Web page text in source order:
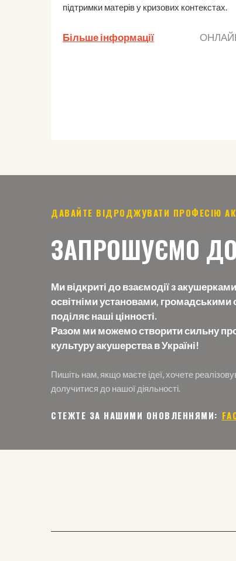
підтримки матерів у кризових контекстах.
Більше інформації
ДАВАЙТЕ ВІДРОДЖУВАТИ ПРОФЕСІЮ
ЗАПРОШУЄМО ДО
Ми відкриті до взаємодії з
освітніми установами, громадськими
поділяє наші цінності.
Разом ми можемо створити сильну
культуру акушерства в Україні!
Пишіть нам, якщо маєте ідеї, хочете
долучитися до нашої діяльності.
СТЕЖТЕ ЗА НАШИМИ ОНОВЛЕННЯМИ: ㅤ